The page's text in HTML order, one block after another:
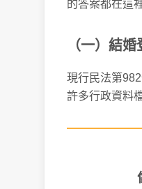
的答案都在這
（一）結
現行民法第
許多行政資料